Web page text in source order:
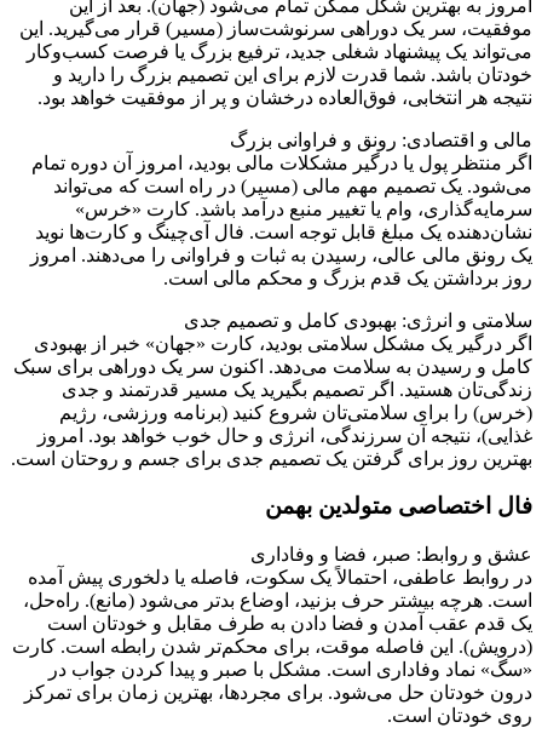
امروز به بهترین شکل ممکن تمام می‌شود (جهان). بعد از این
موفقیت، سر یک دوراهی سرنوشت‌ساز (مسیر) قرار می‌گیرید. این
می‌تواند یک پیشنهاد شغلی جدید، ترفیع بزرگ یا فرصت کسب‌وکار
خودتان باشد. شما قدرت لازم برای این تصمیم بزرگ را دارید و
نتیجه هر انتخابی، فوق‌العاده درخشان و پر از موفقیت خواهد بود.
مالی و اقتصادی: رونق و فراوانی بزرگ
اگر منتظر پول یا درگیر مشکلات مالی بودید، امروز آن دوره تمام
می‌شود. یک تصمیم مهم مالی (مسیر) در راه است که می‌تواند
سرمایه‌گذاری، وام یا تغییر منبع درآمد باشد. کارت «خرس»
نشان‌دهنده یک مبلغ قابل توجه است. فال آی‌چینگ و کارت‌ها نوید
یک رونق مالی عالی، رسیدن به ثبات و فراوانی را می‌دهند. امروز
روز برداشتن یک قدم بزرگ و محکم مالی است.
سلامتی و انرژی: بهبودی کامل و تصمیم جدی
اگر درگیر یک مشکل سلامتی بودید، کارت «جهان» خبر از بهبودی
کامل و رسیدن به سلامت می‌دهد. اکنون سر یک دوراهی برای سبک
زندگی‌تان هستید. اگر تصمیم بگیرید یک مسیر قدرتمند و جدی
(خرس) را برای سلامتی‌تان شروع کنید (برنامه ورزشی، رژیم
غذایی)، نتیجه آن سرزندگی، انرژی و حال خوب خواهد بود. امروز
بهترین روز برای گرفتن یک تصمیم جدی برای جسم و روحتان است.
فال اختصاصی متولدین بهمن
عشق و روابط: صبر، فضا و وفاداری
در روابط عاطفی، احتمالاً یک سکوت، فاصله یا دلخوری پیش آمده
است. هرچه بیشتر حرف بزنید، اوضاع بدتر می‌شود (مانع). راه‌حل،
یک قدم عقب آمدن و فضا دادن به طرف مقابل و خودتان است
(درویش). این فاصله موقت، برای محکم‌تر شدن رابطه است. کارت
«سگ» نماد وفاداری است. مشکل با صبر و پیدا کردن جواب در
درون خودتان حل می‌شود. برای مجردها، بهترین زمان برای تمرکز
روی خودتان است.